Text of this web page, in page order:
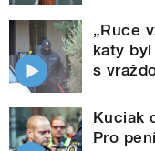
„Ruce
katy
s
Kuciak
Pro